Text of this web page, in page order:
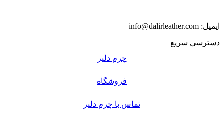
ایمیل: info@dalirleather.com
دسترسی سریع
چرم دلیر
فروشگاه
تماس با چرم دلیر